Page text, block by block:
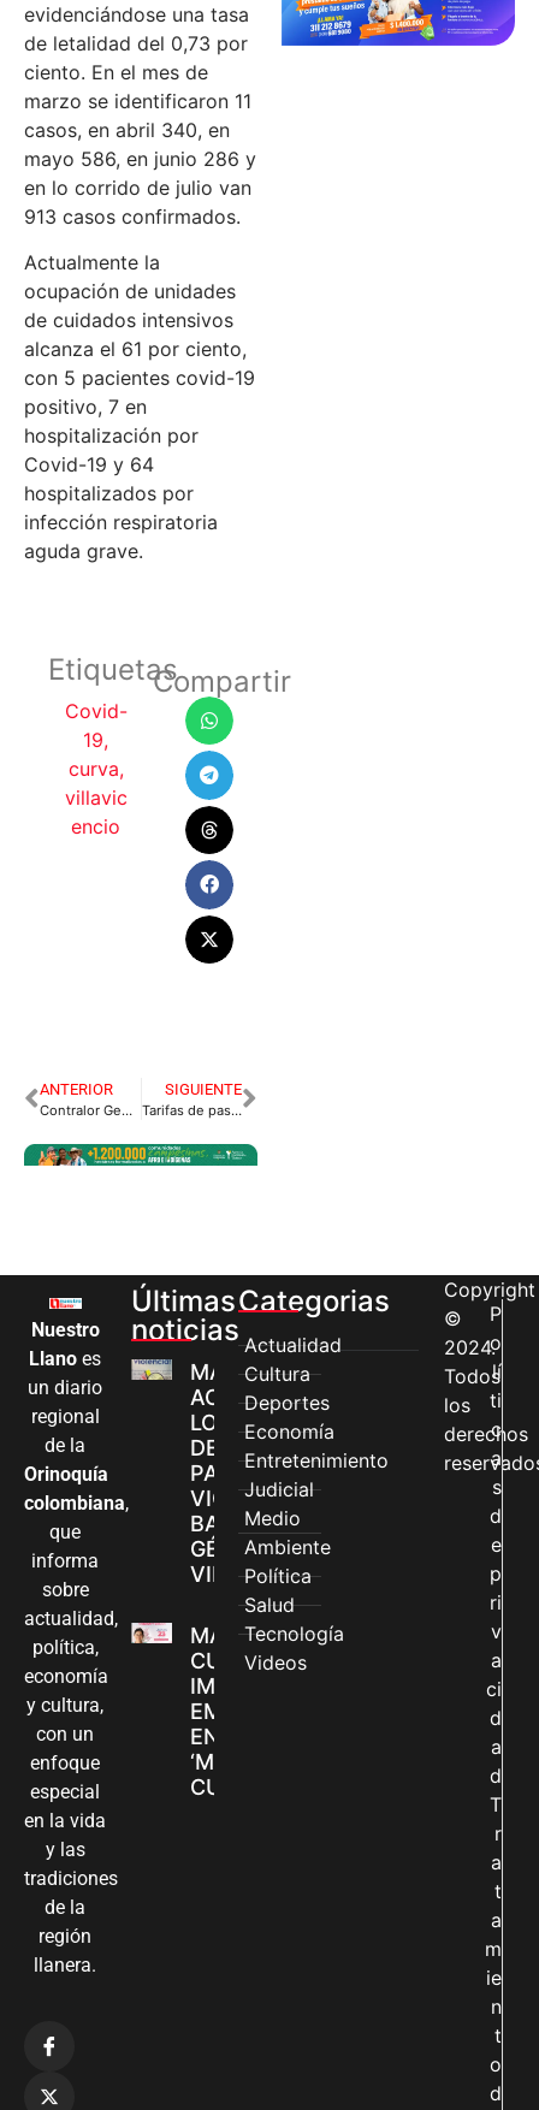
evidenciándose una tasa
de letalidad del 0,73 por
ciento. En el mes de
marzo se identificaron 11
casos, en abril 340, en
mayo 586, en junio 286 y
en lo corrido de julio van
913 casos confirmados.
Actualmente la
ocupación de unidades
de cuidados intensivos
alcanza el 61 por ciento,
con 5 pacientes covid-19
positivo, 7 en
hospitalización por
Covid-19 y 64
hospitalizados por
infección respiratoria
aguda grave.
Etiquetas
Covid-
19,
curva,
villavic
encio
Compartir
ANTERIOR
Contralor General mañana en Villavicencio
SIGUIENTE
Tarifas de pasajes a Bogotá se incrementaron en 50 por ciento
Nuestro
Llano es
un diario
regional
de la
Orinoquía
colombiana,
que
informa
sobre
actualidad,
política,
economía
y cultura,
con un
enfoque
especial
en la vida
y las
tradiciones
de la
región
llanera.
Últimas
noticias
MÁS MUJERES
ACCEDEN A
LOS CANALES
DE ATENCIÓN
PARA
VIOLENCIAS
BASADAS EN
GÉNERO EN
VILLAVICENCIO
MADRES
CUIDADORAS
IMPULSAN SUS
EMPRENDIMIENTOS
EN LA FERIA
‘MANOS QUE
CUIDAN Y CREAN’
Categorias
Actualidad
Cultura
Deportes
Economía
Entretenimiento
Judicial
Medio
Ambiente
Política
Salud
Tecnología
Videos
Copyright
©
2024.
Todos
los
derechos
P
o
lí
ti
c
a
s
d
e
p
ri
v
a
ci
d
a
d
T
r
a
t
a
m
ie
n
t
o
d